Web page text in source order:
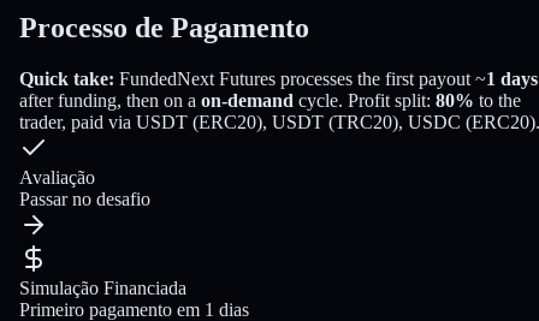
Processo de Pagamento
Quick take: FundedNext Futures processes the first payout ~1 days
after funding, then on a on-demand cycle. Profit split: 80% to the
trader, paid via USDT (ERC20), USDT (TRC20), USDC (ERC20).
Avaliação
Passar no desafio
Simulação Financiada
Primeiro pagamento em 1 dias